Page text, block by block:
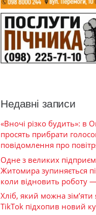
Недавні записи
«Вночі різко будить»: в
просять прибрати
повідомлення про
Одне з великих
Житомира зупиняється
коли відновить роботу
Хліб, який можна
TikTok підхопив новий